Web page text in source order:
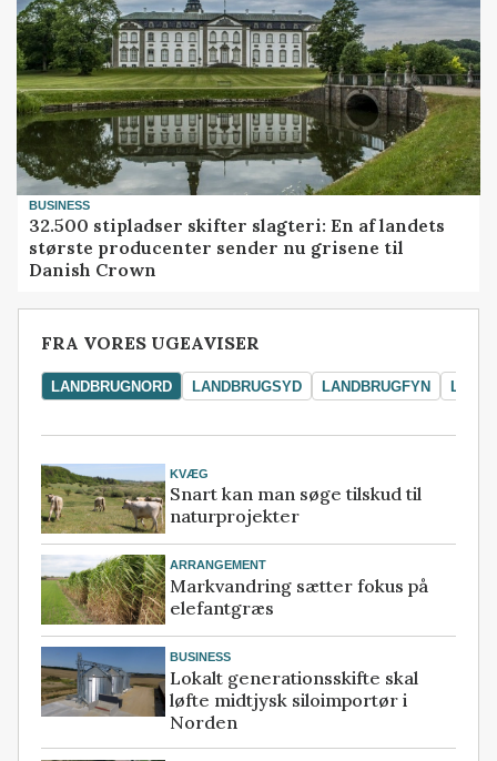
BUSINESS
32.500 stipladser skifter slagteri: En af landets
største producenter sender nu grisene til
Danish Crown
FRA VORES UGEAVISER
LANDBRUGNORD LANDBRUGSYD LANDBRUGFYN
KVÆG
Snart kan man søge tilskud til
naturprojekter
ARRANGEMENT
Markvandring sætter fokus på
elefantgræs
BUSINESS
Lokalt generationsskifte skal
løfte midtjysk siloimportør i
Norden